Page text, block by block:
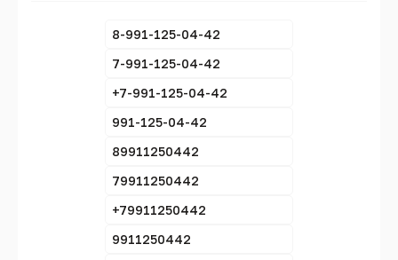
8-991-125-04-42
7-991-125-04-42
+7-991-125-04-42
991-125-04-42
89911250442
79911250442
+79911250442
9911250442